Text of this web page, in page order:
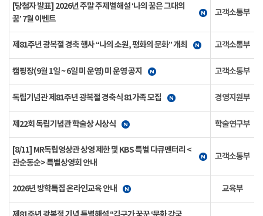
[당첨자 발표] 2026년 주말 주제별해설 ‘나의 꿈은 그대의
꿈’ 7월 이벤트
고객소통부
제81주년 광복절 경축 행사 “나의 소원, 평화의 문화” 개최 고객소통부
캠핑장(9월 1일 ~ 6일 미 운영) 미 운영 공지 고객소통부
독립기념관 제81주년 광복절 경축식 81가족 모집 경영지원부
제22회 독립기념관 학술상 시상식 학술연구부
[8/11] MR독립영상관 상영 제한 및 KBS 특별 다큐멘터리 <
관순동순> 특별상영회 안내
고객소통부
2026년 방학특집 온라인교육 안내 교육부